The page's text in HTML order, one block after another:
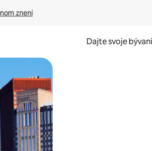
znení
Dajte svoje